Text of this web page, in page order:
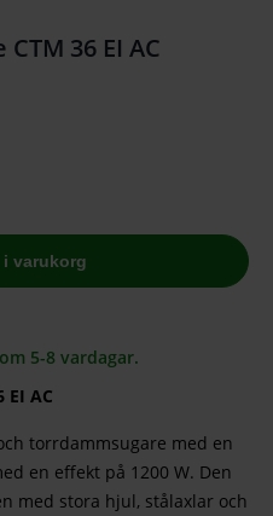
36 EI AC
varukorg
5-8 vardagar.
EI AC
torrdammsugare med en
en effekt på 1200 W. Den
med stora hjul, stålaxlar och